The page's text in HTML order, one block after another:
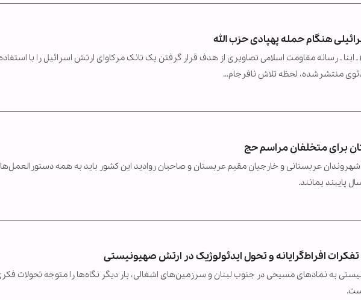
هنگام حمله پهپادی حزب الله
ـ رسانه مقاومت اسلامی تصاویری از هدف قرار گرفتن یک تانک مرکاوای ارتش اسرائیل را با
منتشرشده، لحظه تلاش نافرجام…
برای متخلفان مراسم حج
عربستانی و خارجیان مقیم عربستان و صاحبان روادید این کشور باید به همه
پایبند بمانند.
افراط‌گرایانه و تحول ایدئولوژیک در ارتش صهیونیستی
به نمادهای مسیحی در جنوب لبنان و سرزمین‌های اشغالی، بار دیگر نگاه‌ها را متوجه تحولات